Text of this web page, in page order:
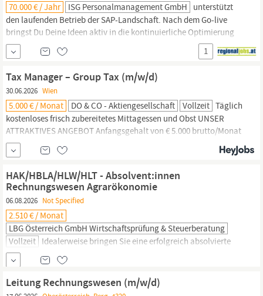
70.000 € / Jahr ISG Personalmanagement GmbH unterstützt
den laufenden Betrieb der SAP-Landschaft. Nach dem Go-live
bringst Du Deine Ideen aktiv in die kontinuierliche Optimierung
und Weiterentwicklung der SAP-Systemlandschaft ein. Das
bringst Du mit Fundiertes Verständnis für Finance-,
und Controlling-Prozesse sowie die Fähigkeit,
komplexe Anforderungen zu analysieren und...
1
Tax Manager – Group Tax (m/w/d)
30.06.2026 Wien
5.000 € / Monat DO & CO - Aktiengesellschaft Vollzeit Täglich
kostenloses frisch zubereitetes Mittagessen und Obst UNSER
ATTRAKTIVES ANGEBOT Anfangsgehalt von € 5.000 brutto/Monat
auf Vollzeitbasis (All-in-Vertrag) mit Bereitschaft zur Überzahlung
je nach Qualifikation und individueller Vereinbarung Ihr Dienstort
Wien
, innere Stadt, gleich bei der Wiener Staatsoper.; Eine
gültige Arbeitsbewilligung
HAK/HBLA/HLW/HLT - Absolvent:innen
Rechnungswesen Agrarökonomie
06.08.2026 Not Specified
2.510 € / Monat
LBG Österreich GmbH Wirtschaftsprüfung & Steuerberatung
Vollzeit Idealerweise bringen Sie eine erfolgreich absolvierte
Matura (z.B. HAKHLT) und Interesse am Bereich
Rechnungswesen/Betriebswirtschaft
Business-Software-Lösungen mit. Sie überzeugen uns durch
Fachwissen, Arbeitseffizienz, gute Kommunikationsfähigkeit und
Leitung Rechnungswesen (m/w/d)